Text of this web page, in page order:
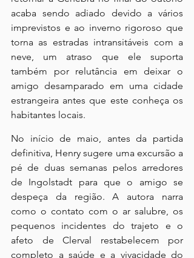
acaba sendo adiado devido a vários
imprevistos e ao inverno rigoroso que
torna as estradas intransitáveis com a
neve, um atraso que ele suporta
também por relutância em deixar o
amigo desamparado em uma cidade
estrangeira antes que este conheça os
habitantes locais.
No início de maio, antes da partida
definitiva, Henry sugere uma excursão a
pé de duas semanas pelos arredores
de Ingolstadt para que o amigo se
despeça da região. A autora narra
como o contato com o ar salubre, os
pequenos incidentes do trajeto e o
afeto de Clerval restabelecem por
completo a saúde e a vivacidade do